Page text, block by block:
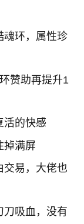
环，属性珍
赞助再提升1
的快感
掉满屏
易，大佬也
吸血，没有